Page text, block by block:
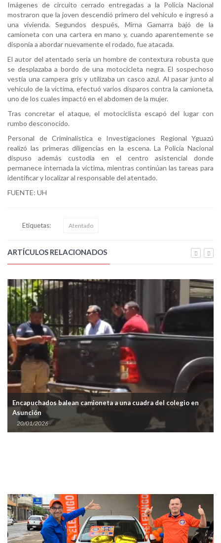
Imágenes de circuito cerrado entregadas a la Policía Nacional
mostraron que la joven descendió primero del vehículo e ingresó a
una vivienda. Segundos después, Mirna Gamarra bajó de la
camioneta con una cartera en mano y, cuando aparentemente se
disponía a abordar nuevamente el rodado, fue atacada.
El autor del atentado sería un hombre de contextura robusta que
se desplazaba a bordo de una motocicleta negra. El sospechoso
vestía una campera gris y utilizaba un casco azul. Al pasar junto al
vehículo de la víctima, efectuó varios disparos contra la camioneta,
uno de los cuales impactó en el abdomen de la mujer.
Tras concretar el ataque, el motociclista escapó del lugar con
rumbo desconocido.
Personal de Criminalística e Investigaciones Regional Yguazú
realizó las primeras diligencias en la escena. La Policía Nacional
dispuso además custodia en el centro asistencial donde
permanece internada la víctima, mientras continúan las tareas para
identificar y localizar al responsable del atentado.
FUENTE: UH
Etiquetas: Atentado
ARTÍCULOS RELACIONADOS
Encapuchados balean camioneta a una cuadra del colegio en
Asunción
20/01/2026